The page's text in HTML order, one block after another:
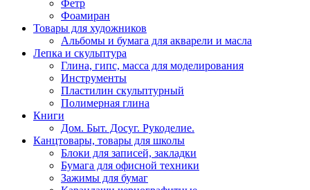
Фетр
Фоамиран
Товары для художников
Альбомы и бумага для акварели и масла
Лепка и скульптура
Глина, гипс, масса для моделирования
Инструменты
Пластилин скульптурный
Полимерная глина
Книги
Дом. Быт. Досуг. Рукоделие.
Канцтовары, товары для школы
Блоки для записей, закладки
Бумага для офисной техники
Зажимы для бумаг